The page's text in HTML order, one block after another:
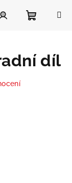
košík
díl